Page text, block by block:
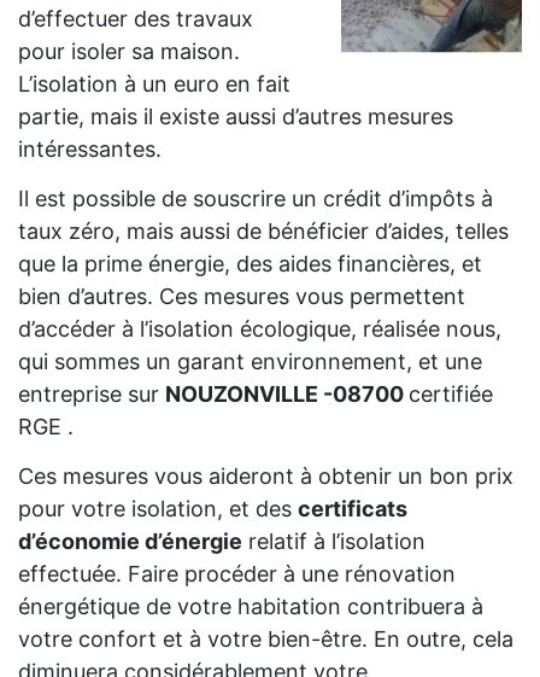
d’effectuer des travaux
pour isoler sa maison.
L’isolation à un euro en fait
partie, mais il existe aussi d’autres mesures
intéressantes.
Il est possible de souscrire un crédit d’impôts à
taux zéro, mais aussi de bénéficier d’aides, telles
que la prime énergie, des aides financières, et
bien d’autres. Ces mesures vous permettent
d’accéder à l’isolation écologique, réalisée nous,
qui sommes un garant environnement, et une
entreprise sur NOUZONVILLE -08700 certifiée
RGE .
Ces mesures vous aideront à obtenir un bon prix
pour votre isolation, et des certificats
d’économie d’énergie relatif à l’isolation
effectuée. Faire procéder à une rénovation
énergétique de votre habitation contribuera à
votre confort et à votre bien-être. En outre, cela
diminuera considérablement votre